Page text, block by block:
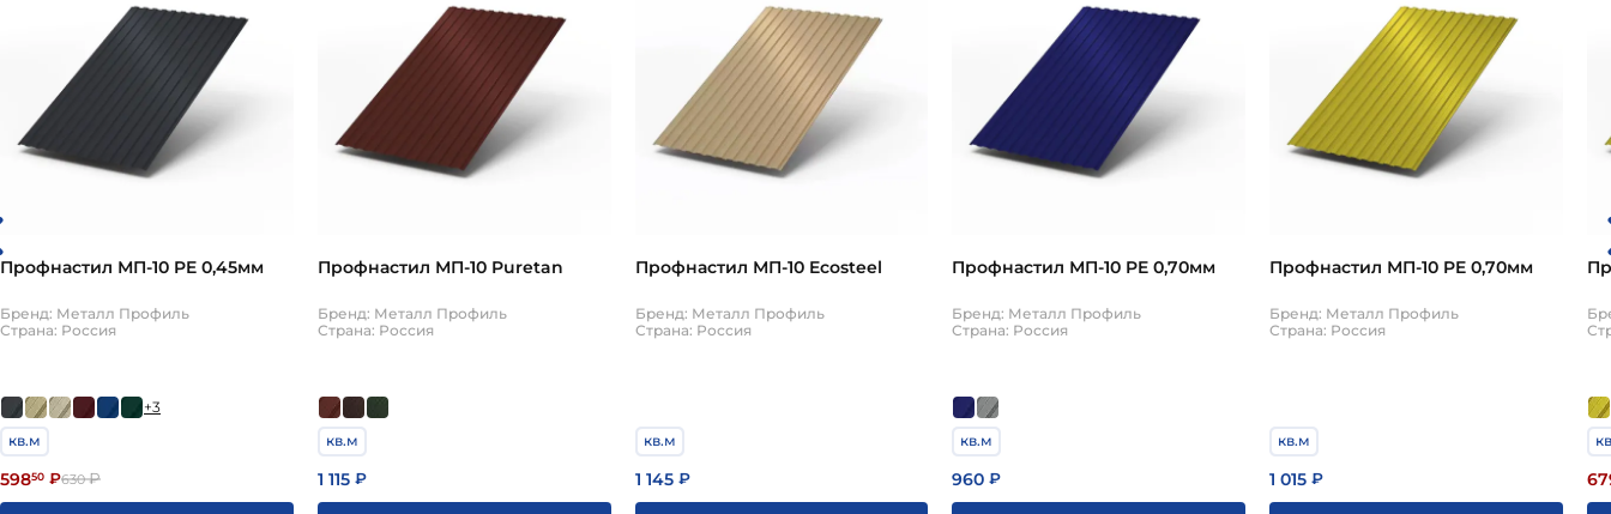
Профнастил МП-10 PE 0,45мм
Бренд: Металл Профиль
Страна: Россия
+3
кв.м
59850 ₽630₽
Профнастил МП-10 Puretan
Бренд: Металл Профиль
Страна: Россия
кв.м
1 115₽
Профнастил МП-10 Ecosteel
Бренд: Металл Профиль
Страна: Россия
кв.м
1 145₽
Профнастил МП-10 PE 0,70мм
Бренд: Металл Профиль
Страна: Россия
кв.м
960 ₽
Профнастил МП-10 PE 0,70мм
Бренд: Металл Профиль
Страна: Россия
кв.м
1 015 ₽